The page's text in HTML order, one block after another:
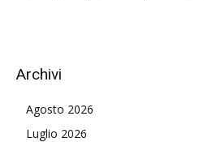
Archivi
Agosto 2026
Luglio 2026